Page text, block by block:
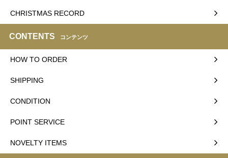
CHRISTMAS RECORD
CONTENTS コンテンツ
HOW TO ORDER
SHIPPING
CONDITION
POINT SERVICE
NOVELTY ITEMS